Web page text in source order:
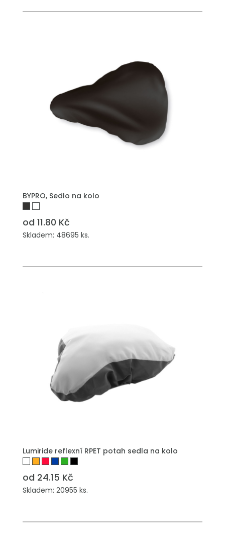
BYPRO, Sedlo na kolo
od 11.80 Kč
Skladem: 48695 ks.
Lumiride reflexní RPET potah sedla na kolo
od 24.15 Kč
Skladem: 20955 ks.